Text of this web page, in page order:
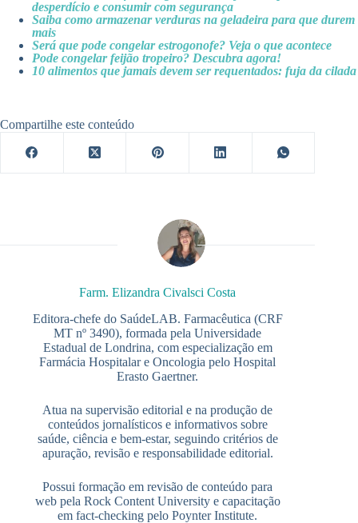
desperdício e consumir com segurança
Saiba como armazenar verduras na geladeira para que durem
mais
Será que pode congelar estrogonofe? Veja o que acontece
Pode congelar feijão tropeiro? Descubra agora!
10 alimentos que jamais devem ser requentados: fuja da cilada
Compartilhe este conteúdo
Farm. Elizandra Civalsci Costa
Editora-chefe do SaúdeLAB. Farmacêutica (CRF
MT nº 3490), formada pela Universidade
Estadual de Londrina, com especialização em
Farmácia Hospitalar e Oncologia pelo Hospital
Erasto Gaertner.
Atua na supervisão editorial e na produção de
conteúdos jornalísticos e informativos sobre
saúde, ciência e bem-estar, seguindo critérios de
apuração, revisão e responsabilidade editorial.
Possui formação em revisão de conteúdo para
web pela Rock Content University e capacitação
em fact-checking pelo Poynter Institute.